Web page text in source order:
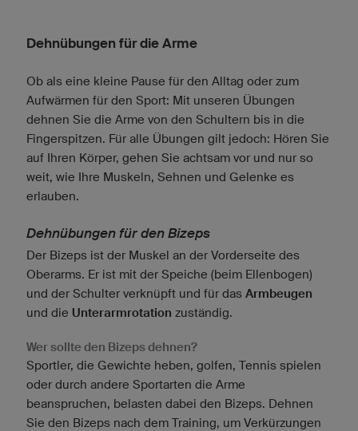
Dehnübungen für die Arme
Ob als eine kleine Pause für den Alltag oder zum
Aufwärmen für den Sport: Mit unseren Übungen
dehnen Sie die Arme von den Schultern bis in die
Fingerspitzen. Für alle Übungen gilt jedoch: Hören Sie
auf Ihren Körper, gehen Sie achtsam vor und nur so
weit, wie Ihre Muskeln, Sehnen und Gelenke es
erlauben.
Dehnübungen für den Bizeps
Der Bizeps ist der Muskel an der Vorderseite des
Oberarms. Er ist mit der Speiche (beim Ellenbogen)
und der Schulter verknüpft und für das Armbeugen
und die Unterarmrotation zuständig.
Wer sollte den Bizeps dehnen?
Sportler, die Gewichte heben, golfen, Tennis spielen
oder durch andere Sportarten die Arme
beanspruchen, belasten dabei den Bizeps. Dehnen
Sie den Bizeps nach dem Training, um Verkürzungen